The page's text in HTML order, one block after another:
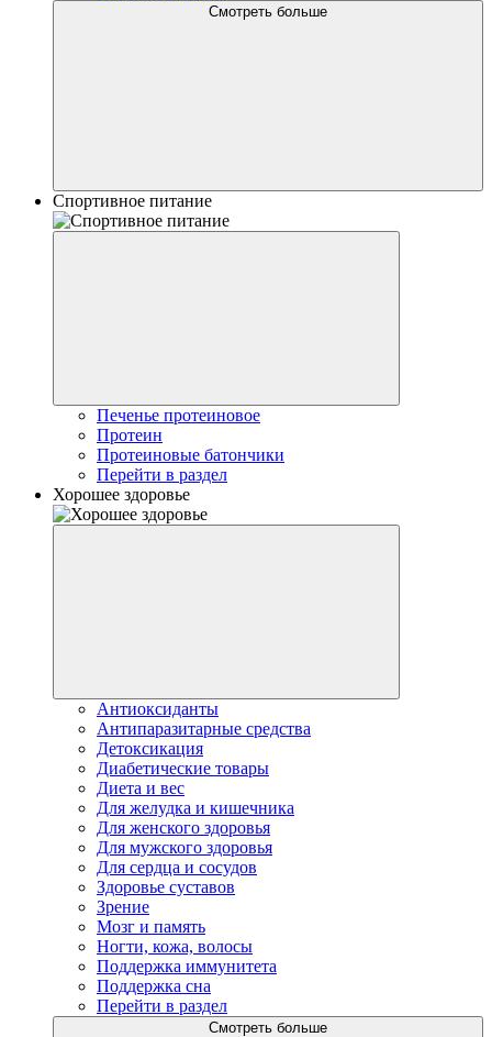
Смотреть больше
Спортивное питание
Печенье протеиновое
Протеин
Протеиновые батончики
Перейти в раздел
Хорошее здоровье
Антиоксиданты
Антипаразитарные средства
Детоксикация
Диабетические товары
Диета и вес
Для желудка и кишечника
Для женского здоровья
Для мужского здоровья
Для сердца и сосудов
Здоровье суставов
Зрение
Мозг и память
Ногти, кожа, волосы
Поддержка иммунитета
Поддержка сна
Перейти в раздел
Смотреть больше